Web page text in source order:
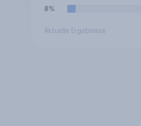
Wie stehen Sie zu dem
8%
Aktuelle Ergebnisse